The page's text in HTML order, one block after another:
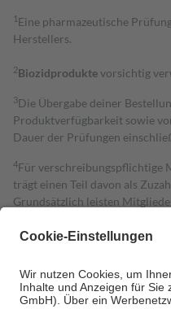
1 Eine pharmazeutische
Herstellers.
2Biozidproduktevorsichtig
3Die Übergabe deiner
Produktverfügbarkeit sowie
Dauer der Prüfungen
4Für verschreibungspflichtige
trägt einen Teil davon als
Grundsätzlich leisten
Diese Regeln gelten
Um das Engagement der
• Kindern und Jugendlichen
• Untersuchungen zur